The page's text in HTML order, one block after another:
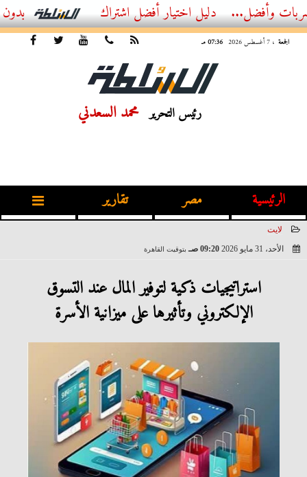
أفضل اشتراك IPTV بدون تقطيع 2026 – دليل المشاهد العصري
الجمعة ، 7 أغسطس 2026 07:36 مـ
رئيس التحرير محمد السعدني
الرئيسية مصر تقارير
لايت
الأحد، 31 مايو 2026
09:20 صـ بتوقيت القاهرة
​استراتيجيات ذكية لتوفير المال عند التسوق
الإلكتروني وتأثيرها على ميزانية الأسرة